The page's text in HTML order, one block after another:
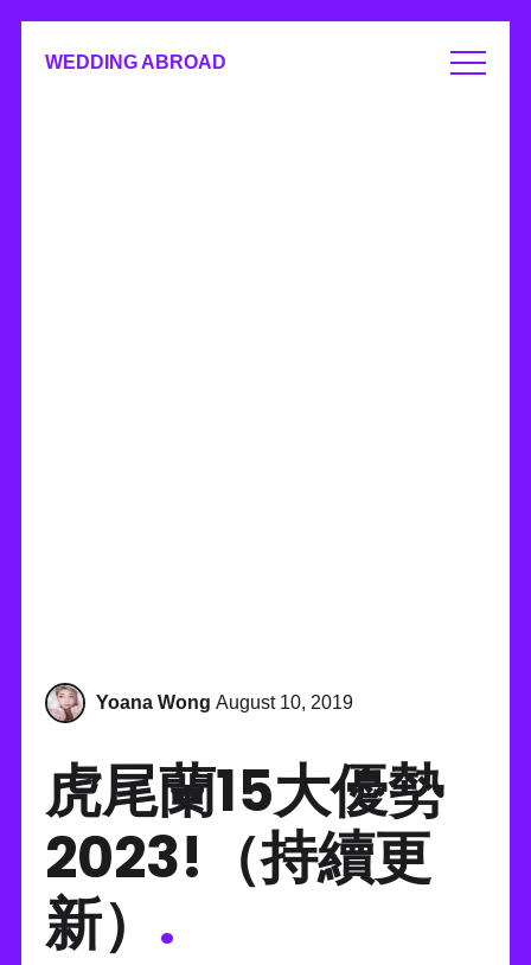
WEDDING ABROAD
Yoana Wong August 10, 2019
虎尾蘭15大優勢
2023!（持續更
新） .